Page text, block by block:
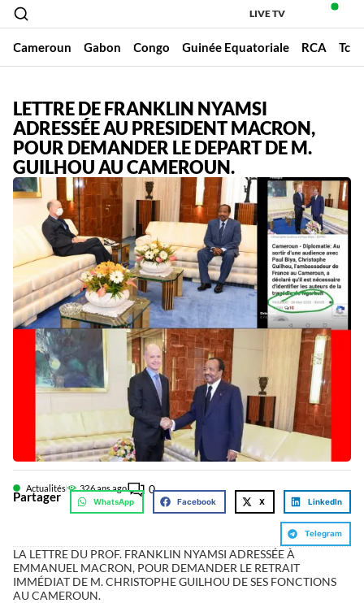
LIVE TV
Cameroun Gabon Congo Guinée Equatoriale RCA
LETTRE DE FRANKLIN NYAMSI
ADRESSÉE AU PRESIDENT MACRON,
POUR DEMANDER LE DEPART DE M.
GUILHOU AU CAMEROUN.
Actualités 326 ans ago 0
Partager WhatsApp Facebook X LinkedIn
Telegram
LA LETTRE DU PROF. FRANKLIN NYAMSI ADRESSÉE À
EMMANUEL MACRON, POUR DEMANDER LE RETRAIT
IMMÉDIAT DE M. CHRISTOPHE GUILHOU DE SES FONCTIONS
AU CAMEROUN.